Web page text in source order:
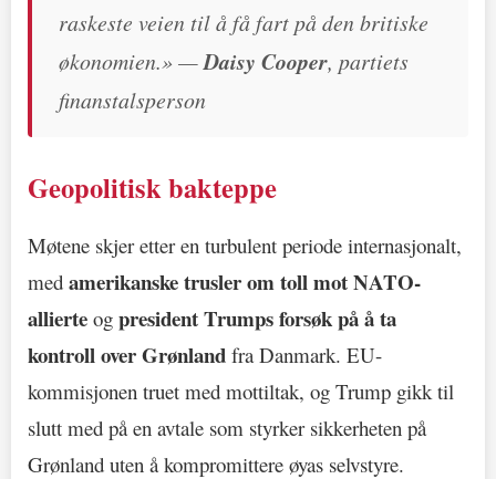
raskeste veien til å få fart på den britiske
økonomien.» —Daisy Cooper, partiets
finanstalsperson
Geopolitisk bakteppe
Møtene skjer etter en turbulent periode internasjonalt,
med amerikanske trusler om toll mot NATO-
allierte og president Trumps forsøk på å ta
kontroll over Grønland fra Danmark. EU-
kommisjonen truet med mottiltak, og Trump gikk til
slutt med på en avtale som styrker sikkerheten på
Grønland uten å kompromittere øyas selvstyre.